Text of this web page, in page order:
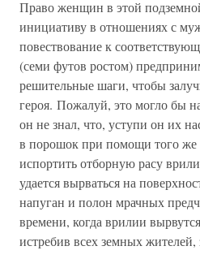
Право женщин в этой
инициативу в отношениях с
повествование к
(семи футов ростом)
решительные шаги, чтобы
героя. Пожалуй, это могло бы
он не знал, что, уступи он их
в порошок при помощи того же
испортить отборную расу
удается вырваться на
напуган и полон мрачных
времени, когда врилии
истребив всех земных